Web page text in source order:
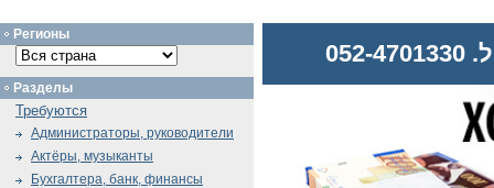
Регионы
Разделы
Требуются
Администраторы, руководители
Актёры, музыканты
Бухгалтера, банк, финансы